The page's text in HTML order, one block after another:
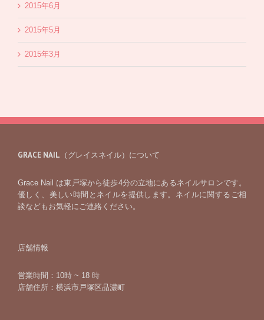
2015年6月
2015年5月
2015年3月
GRACE NAIL（グレイスネイル）について
Grace Nail は東戸塚から徒歩4分の立地にあるネイルサロンです。
優しく、美しい時間とネイルを提供します。ネイルに関するご相
談などもお気軽にご連絡ください。
店舗情報
営業時間：10時 ~ 18 時
店舗住所：横浜市戸塚区品濃町